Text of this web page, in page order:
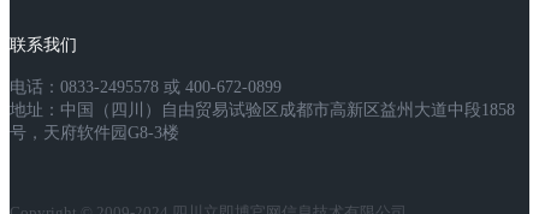
联系我们
电话：0833-2495578 或 400-672-0899
地址：中国（四川）自由贸易试验区成都市高新区益州大道中段1858
号，天府软件园G8-3楼